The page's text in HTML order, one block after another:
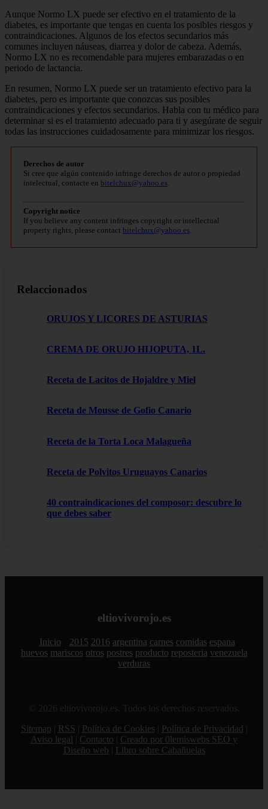
Aunque Normo LX puede ser efectivo en el tratamiento de la
diabetes, es importante que tengas en cuenta los posibles riesgos y
contraindicaciones. Algunos de los efectos secundarios más
comunes incluyen náuseas, diarrea y dolor de cabeza. Además,
Normo LX no es recomendable para mujeres embarazadas o en
periodo de lactancia.
En resumen, Normo LX puede ser un tratamiento efectivo para la
diabetes, pero es importante que conozcas sus posibles
contraindicaciones y efectos secundarios. Habla con tu médico para
determinar si es el tratamiento adecuado para ti y asegúrate de seguir
todas las instrucciones cuidadosamente para minimizar los riesgos.
Derechos de autor
Si cree que algún contenido infringe derechos de autor o propiedad
intelectual, contacte en bitelchux@yahoo.es.
Copyright notice
If you believe any content infringes copyright or intellectual
property rights, please contact bitelchux@yahoo.es.
Relaccionados
ORUJOS Y LICORES DE ASTURIAS
CREMA DE ORUJO HIJOPUTA, 1L.
Receta de Lacitos de Hojaldre y Miel
Receta de Mousse de Gofio Canario
Receta de la Torta Loca Malagueña
Receta de Polvitos Uruguayos Canarios
40 contraindicaciones del composor: descubre lo
que debes saber
eltiovivorojo.es
Inicio 2015 2016 argentina carnes comidas espana
huevos mariscos otros postres producto reposteria venezuela
verduras
© 2026 eltiovivorojo.es. Todos los derechos reservados.
Sitemap
RSS Política de Cookies Política de Privacidad
Aviso legal
Contacto
Creado por 0lemiswebs SEO y
Diseño web
Libro sobre Cabañuelas